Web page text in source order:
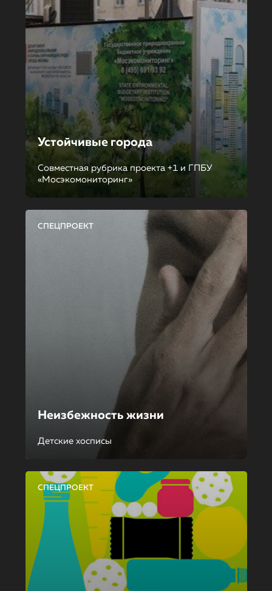
Устойчивые города
Совместная рубрика проекта +1 и ГПБУ
«Мосэкомониторинг»
СПЕЦПРОЕКТ
Неизбежность жизни
Детские хосписы
СПЕЦПРОЕКТ